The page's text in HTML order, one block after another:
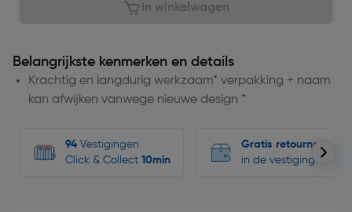
In winkelwagen
Belangrijkste kenmerken en details
Krachtig en langdurig werkzaam* verpakking + naam
kan afwijken vanwege nieuwe design *
94 Vestigingen
Click & Collect 10min
Gratis retourneren
in de vestigingen